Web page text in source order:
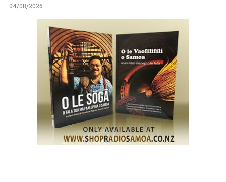
04/08/2026